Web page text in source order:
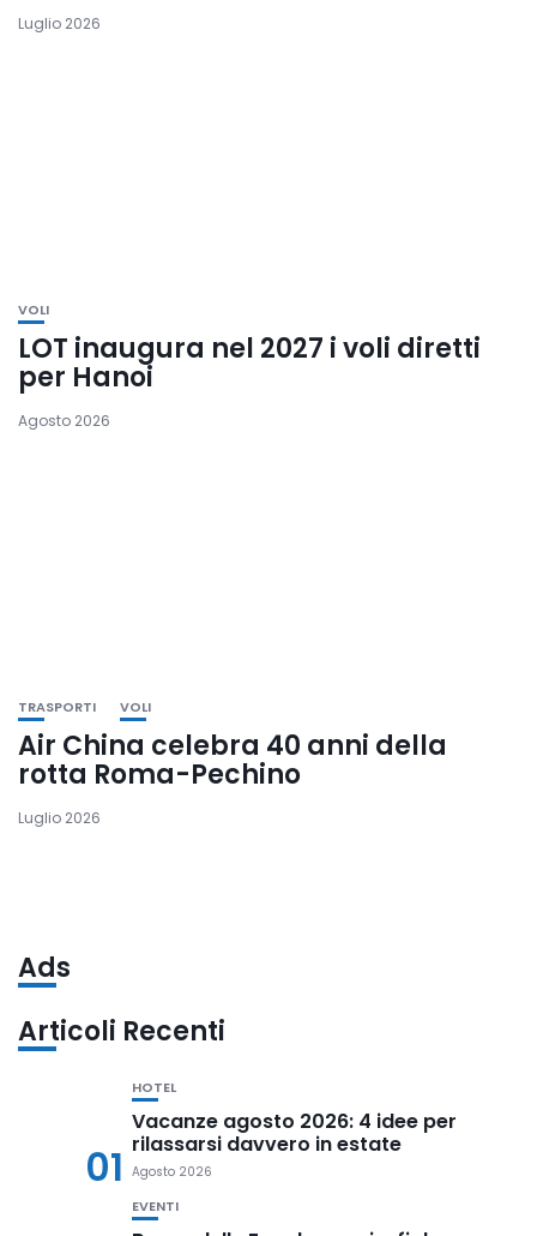
Luglio 2026
VOLI
LOT inaugura nel 2027 i voli diretti
per Hanoi
Agosto 2026
TRASPORTI VOLI
Air China celebra 40 anni della
rotta Roma-Pechino
Luglio 2026
Ads
Articoli Recenti
01
HOTEL
Vacanze agosto 2026: 4 idee per
rilassarsi davvero in estate
Agosto 2026
EVENTI